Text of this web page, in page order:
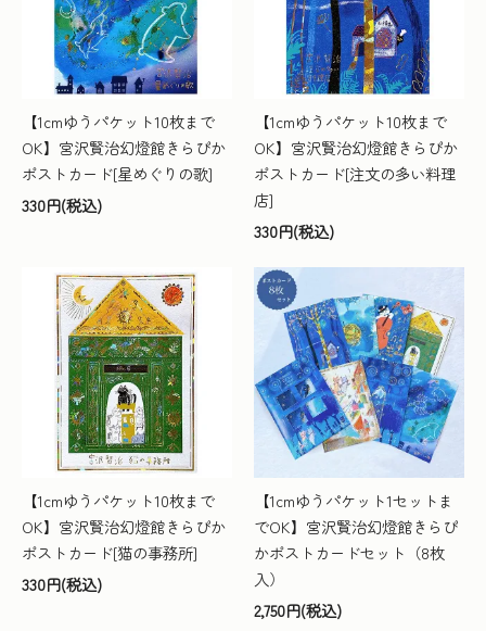
【1cmゆうパケット10枚まで
OK】宮沢賢治幻燈館きらぴか
ポストカード[星めぐりの歌]
330円(税込)
【1cmゆうパケット10枚まで
OK】宮沢賢治幻燈館きらぴか
ポストカード[注文の多い料理
店]
330円(税込)
【1cmゆうパケット10枚まで
OK】宮沢賢治幻燈館きらぴか
ポストカード[猫の事務所]
330円(税込)
【1cmゆうパケット1セットま
でOK】宮沢賢治幻燈館きらぴ
かポストカードセット（8枚
入）
2,750円(税込)